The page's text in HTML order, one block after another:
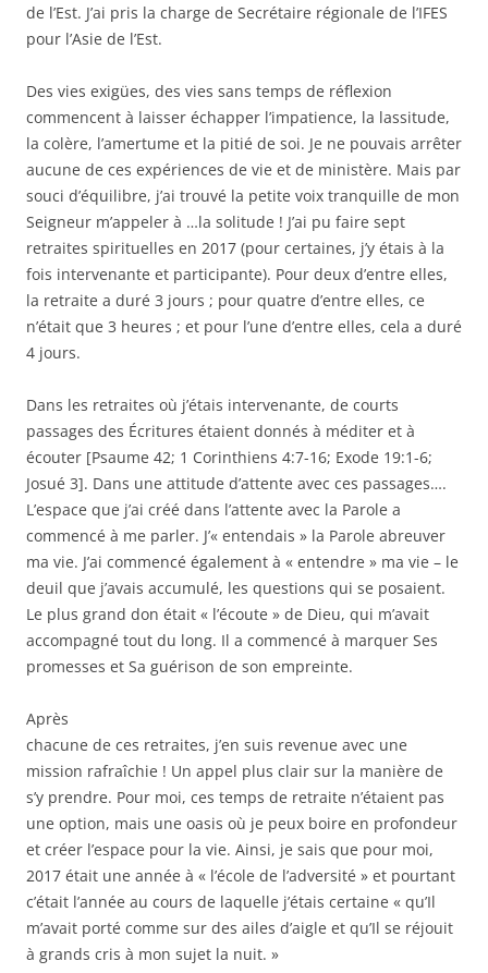
de l’Est. J’ai pris la charge de Secrétaire régionale de l’IFES
pour l’Asie de l’Est.
Des vies exigües, des vies sans temps de réflexion
commencent à laisser échapper l’impatience, la lassitude,
la colère, l’amertume et la pitié de soi. Je ne pouvais arrêter
aucune de ces expériences de vie et de ministère. Mais par
souci d’équilibre, j’ai trouvé la petite voix tranquille de mon
Seigneur m’appeler à …la solitude ! J’ai pu faire sept
retraites spirituelles en 2017 (pour certaines, j’y étais à la
fois intervenante et participante). Pour deux d’entre elles,
la retraite a duré 3 jours ; pour quatre d’entre elles, ce
n’était que 3 heures ; et pour l’une d’entre elles, cela a duré
4 jours.
Dans les retraites où j’étais intervenante, de courts
passages des Écritures étaient donnés à méditer et à
écouter [Psaume 42; 1 Corinthiens 4:7-16; Exode 19:1-6;
Josué 3]. Dans une attitude d’attente avec ces passages….
L’espace que j’ai créé dans l’attente avec la Parole a
commencé à me parler. J’« entendais » la Parole abreuver
ma vie. J’ai commencé également à « entendre » ma vie – le
deuil que j’avais accumulé, les questions qui se posaient.
Le plus grand don était « l’écoute » de Dieu, qui m’avait
accompagné tout du long. Il a commencé à marquer Ses
promesses et Sa guérison de son empreinte.
Après
chacune de ces retraites, j’en suis revenue avec une
mission rafraîchie ! Un appel plus clair sur la manière de
s’y prendre. Pour moi, ces temps de retraite n’étaient pas
une option, mais une oasis où je peux boire en profondeur
et créer l’espace pour la vie. Ainsi, je sais que pour moi,
2017 était une année à « l’école de l’adversité » et pourtant
c’était l’année au cours de laquelle j’étais certaine « qu’Il
m’avait porté comme sur des ailes d’aigle et qu’Il se réjouit
à grands cris à mon sujet la nuit. »